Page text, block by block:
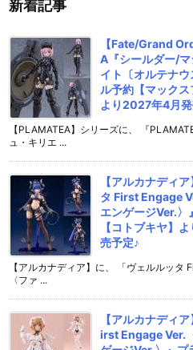
イ】より202
発売☆
新着記事
【Fate/Grand
A『シールダー/マ
イト〔オルテナ
ル予約【マックス
より2027年4月
【PLAMATEA】シリーズに、 『
ュ・キリエ ...
【アルカナディ
タ First Engage
エンゲージVer.〉
【コトブキヤ】
売予定♪
【アルカナディア】に、 「ヴェルルッタ
〈ファ ...
【アルカナディ
irst Engage Ver.